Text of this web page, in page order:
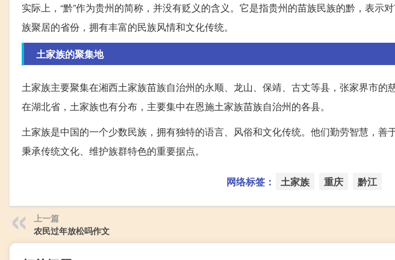
实际上，“黔”作为贵州的简称，并没有贬义的含义。它是指贵州的苗族民族的黔，表示
族聚居的省份，拥有丰富的民族风情和文化传统。
土家族的聚集地
土家族主要聚集在湘西土家族苗族自治州的永顺、龙山、保靖、古丈等县，张家界市的
在湖北省，土家族也有分布，主要集中在恩施土家族苗族自治州的各县。
土家族是中国的一个少数民族，拥有独特的语言、风俗和文化传统。他们勤劳智慧，善
秉承传统文化、维护族群特色的重要据点。
网络标签： 土家族 重庆 黔江
上一篇
农民过年放松吗作文